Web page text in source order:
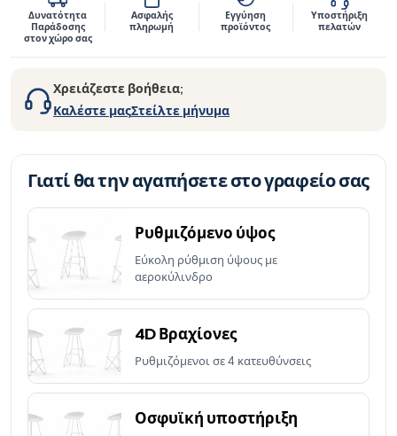
u
Δυνατότητα
Παράδοσης
στον χώρο σας
Ασφαλής
πληρωμή
Εγγύηση
προϊόντος
Υποστήριξη
πελατών
Χρειάζεστε βοήθεια;
Καλέστε μαςΣτείλτε μήνυμα
Γιατί θα την αγαπήσετε στο γραφείο σας
Ρυθμιζόμενο ύψος
Εύκολη ρύθμιση ύψους με
αεροκύλινδρο
4D Βραχίονες
Ρυθμιζόμενοι σε 4 κατευθύνσεις
Οσφυϊκή υποστήριξη